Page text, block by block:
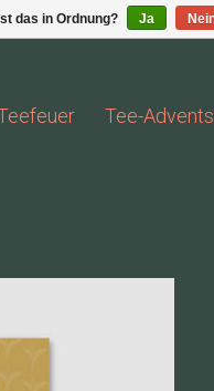
Tee-
das in Ordnung? Ja